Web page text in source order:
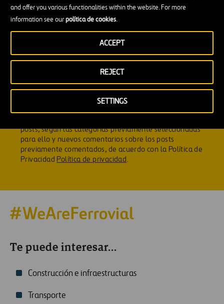
and offer you various functionalities within the website. For more
information see ourpolítica de cookies.
SETTINGS
REJECT
ACCEPT
No olvides leer esto!
Este sitio esta protegido por reCAPTCHA y se aplican la
Condiciones de servicio
Consiento el envío de newsletters conforme a lo señalado
mi registro como usuario. Este registro me permite
guardar mis lecturas y continuar en otro momento;
posts, según las categorías previamente seleccionadas
para ello y nuevos comentarios sobre los posts
previamente comentados, de acuerdo con la Política de
Privacidad Política de privacidad.
Te puede interesar...
Construcción e infraestructuras
Transporte